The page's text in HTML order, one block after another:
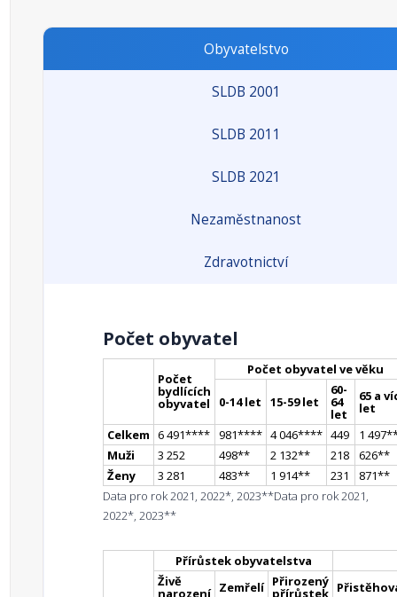
Obyvatelstvo
SLDB 2001
SLDB 2011
SLDB 2021
Nezaměstnanost
Zdravotnictví
Počet obyvatel
Počet
bydlících
obyvatel
Počet obyvatel ve věku
0-14 let 15-59 let
60-
64
let
65 a
let
Celkem 6 491**** 981**** 4 046**** 449 1 497
Muži
3 252 498** 2 132** 218 626**
Ženy
3 281 483** 1 914** 231 871**
Data pro rok 2021, 2022*, 2023**Data pro rok 2021,
2022*, 2023**
Přírůstek obyvatelstva
Živě
narození Zemřelí Přirozený
přírůstek